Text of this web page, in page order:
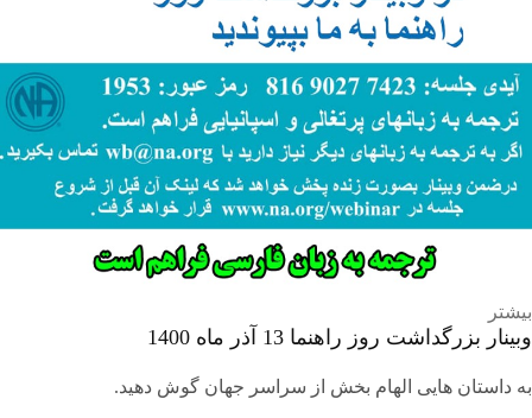
بیشتر
وبینار بزرگداشت روز راهنما 13 آذر ماه 1400
به داستان هایی الهام بخش از سراسر جهان گوش دهید.